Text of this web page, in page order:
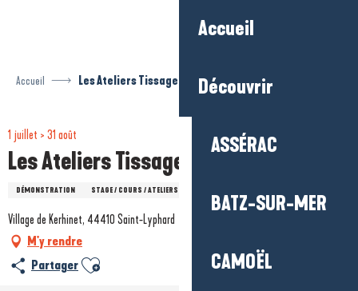
Accueil
Découvrir
ASSÉRAC
BATZ-SUR-MER
CAMOËL
Accueil Les Ateliers Tissage de Tisse-Brin
1 juillet > 31 août
Les Ateliers Tissage de Tisse-Brin
DÉMONSTRATION STAGE / COURS / ATELIERS
Village de Kerhinet, 44410 Saint-Lyphard
M'y rendre
Partager Ajouter aux favoris